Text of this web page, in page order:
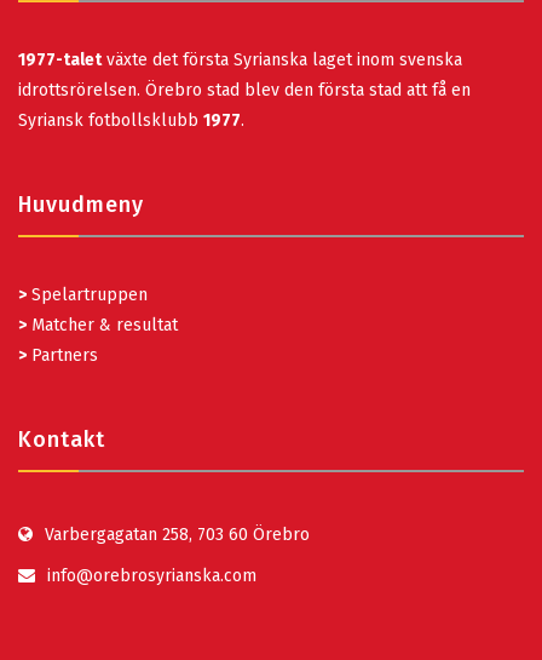
1977-taletväxte det första Syrianska laget inom svenska
idrottsrörelsen. Örebro stad blev den första stad att få en
Syriansk fotbollsklubb 1977.
Huvudmeny
> Spelartruppen
> Matcher & resultat
> Partners
Kontakt
Varbergagatan 258, 703 60 Örebro
info@orebrosyrianska.com